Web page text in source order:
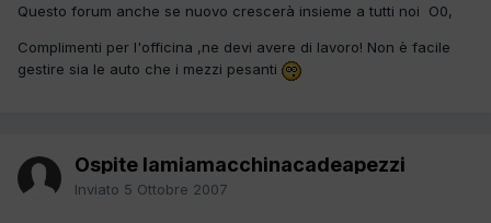
Questo forum anche se nuovo crescerà insieme a tutti noi O0,
Complimenti per l'officina ,ne devi avere di lavoro! Non è facile
gestire sia le auto che i mezzi pesanti
Ospite lamiamacchinacadeapezzi
Inviato 5 Ottobre 2007